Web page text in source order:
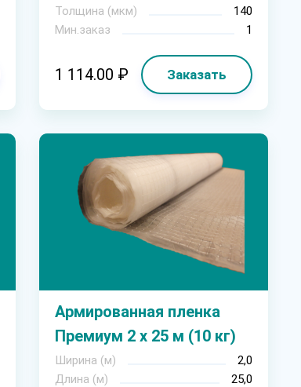
Толщина (мкм)
140
Мин.заказ
1
1 114.00 ₽ Заказать
Армированная пленка
Премиум 2 х 25 м (10 кг)
Ширина (м)
2,0
Длина (м)
25,0